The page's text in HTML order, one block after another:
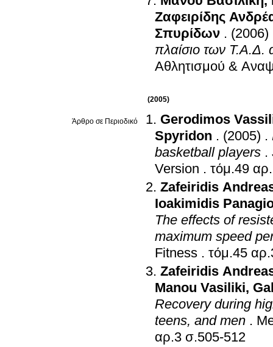
Ζαφειρίδης
Σπυρίδων . (2006)
πλαίσιο των Τ.Α.Δ.
Αθλητισμού &
(2005)
Άρθρο σε Περιοδικό
Gerodimos
Spyridon . (2005) .
basketball players .
Version .
Zafeiridis
Ioakimidis
The effects of
maximum speed
Fitness .
Zafeiridis
Manou Vasiliki,
Recovery during
teens, and men .
αρ.3 σ.505-512